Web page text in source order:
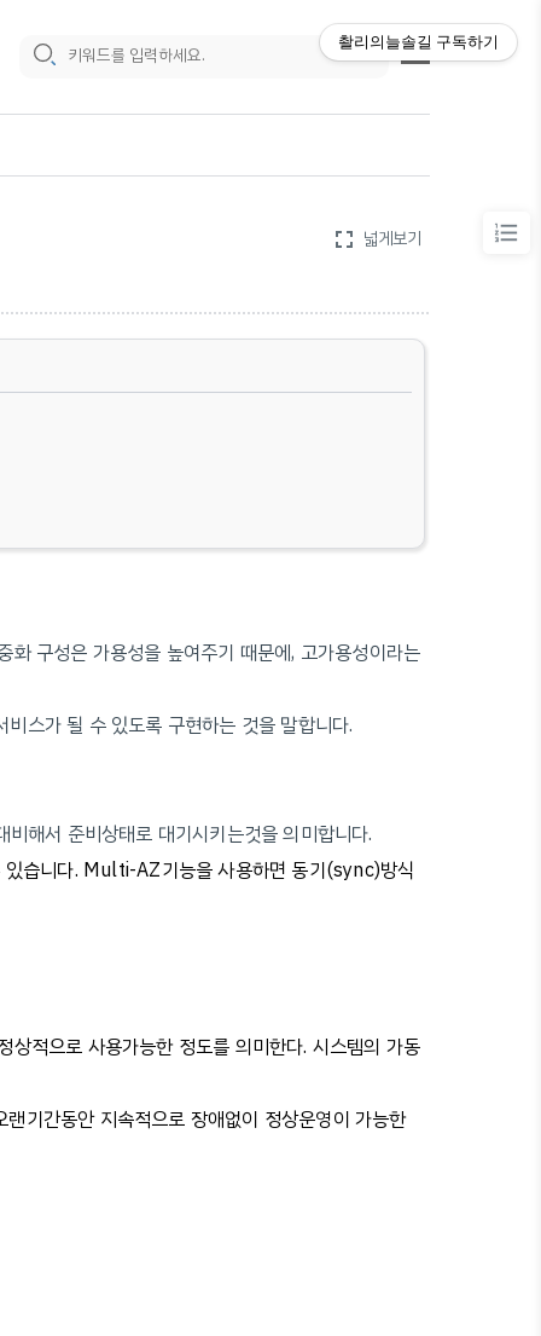
fullscreen 넓게보기
화 구성은 가용성을 높여주기 때문에, 고가용성이라는
스가 될 수 있도록 구현하는 것을 말합니다.
해서 준비상태로 대기시키는것을 의미합니다.
습니다. Multi-AZ기능을 사용하면 동기(sync)방식
적으로 사용가능한 정도를 의미한다. 시스템의 가동
기간동안 지속적으로 장애없이 정상운영이 가능한
촬리의늘솔길 구독하기